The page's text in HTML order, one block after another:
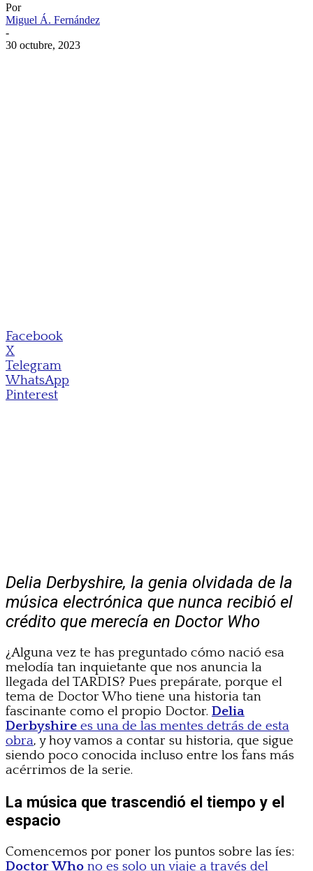
Por
Miguel Á. Fernández
-
30 octubre, 2023
Facebook
X
Telegram
WhatsApp
Pinterest
Delia Derbyshire, la genia olvidada de la
música electrónica que nunca recibió el
crédito que merecía en Doctor Who
¿Alguna vez te has preguntado cómo nació esa
melodía tan inquietante que nos anuncia la
llegada del TARDIS? Pues prepárate, porque el
tema de Doctor Who tiene una historia tan
fascinante como el propio Doctor. Delia
Derbyshire es una de las mentes detrás de esta
obra, y hoy vamos a contar su historia, que sigue
siendo poco conocida incluso entre los fans más
acérrimos de la serie.
La música que trascendió el tiempo y el
espacio
Comencemos por poner los puntos sobre las íes:
Doctor Who no es solo un viaje a través del